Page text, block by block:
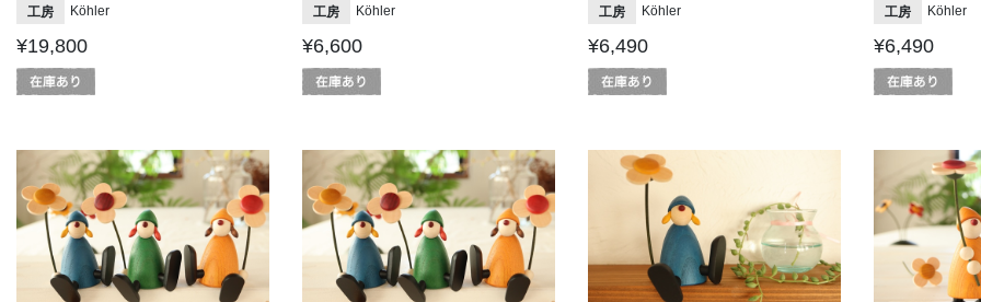
工房 Köhler
¥19,800
工房 Köhler
¥6,600
工房 Köhler
¥6,490
工房 Köhler
¥6,490